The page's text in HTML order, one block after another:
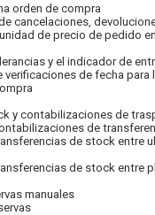
orden de compra
cancelaciones,
de precio de pedido
y el indicador de
verificaciones de fecha para
y contabilizaciones de
de
de stock entre
de stock entre
manuales